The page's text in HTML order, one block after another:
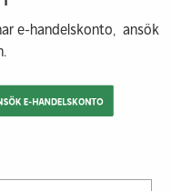
e-handelskonto, ansök